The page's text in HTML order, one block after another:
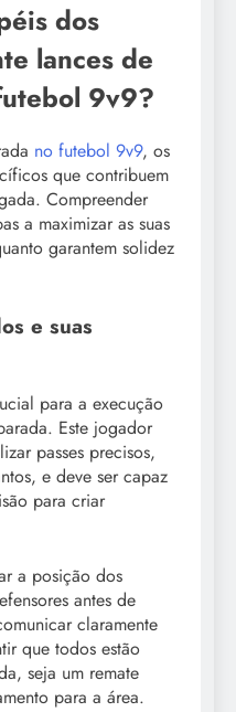
dos
lances de
9v9?
no futebol 9v9, os
que contribuem
Compreender
a maximizar as suas
garantem solidez
e suas
para a execução
Este jogador
passes precisos,
e deve ser capaz
para criar
a posição dos
antes de
claramente
que todos estão
seja um remate
para a área.